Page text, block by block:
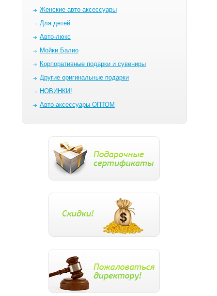
Женские авто-аксессуары
Для детей
Авто-люкс
Мойки Балио
Корпоративные подарки и сувениры
Другие оригинальные подарки
НОВИНКИ!
Авто-аксессуары ОПТОМ